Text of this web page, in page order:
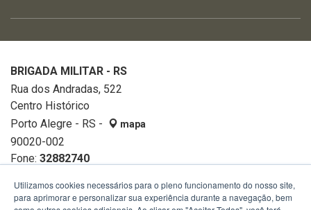
BRIGADA MILITAR - RS
Rua dos Andradas, 522
Centro Histórico
Porto Alegre - RS -
mapa
90020-002
Fone: 32882740
Utilizamos cookies necessários para o pleno funcionamento do nosso site,
para aprimorar e personalizar sua experiência durante a navegação, bem